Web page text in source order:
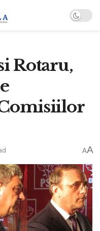
Rotaru,
AA